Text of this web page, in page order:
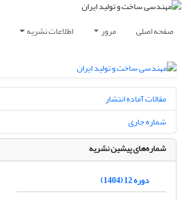
صفحه اصلی مرور اطلاعات نشریه
مقالات آماده انتشار
شماره جاری
شماره‌های پیشین نشریه
دوره 12 (1404)